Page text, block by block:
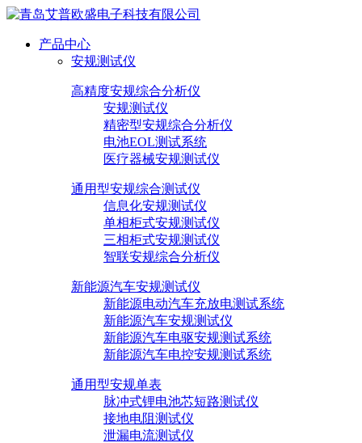
产品中心
安规测试仪
高精度安规综合分析仪
安规测试仪
精密型安规综合分析仪
电池EOL测试系统
医疗器械安规测试仪
通用型安规综合测试仪
信息化安规测试仪
单相柜式安规测试仪
三相柜式安规测试仪
智联安规综合分析仪
新能源汽车安规测试仪
新能源电动汽车充放电测试系统
新能源汽车安规测试仪
新能源汽车电驱安规测试系统
新能源汽车电控安规测试系统
通用型安规单表
脉冲式锂电池芯短路测试仪
接地电阻测试仪
泄漏电流测试仪